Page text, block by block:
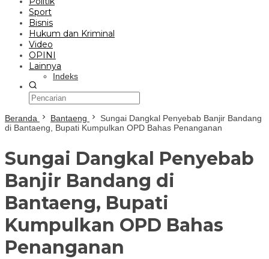
Sport
Bisnis
Hukum dan Kriminal
Video
OPINI
Lainnya
Indeks
Beranda Bantaeng
Sungai Dangkal Penyebab Banjir Bandang
di Bantaeng, Bupati Kumpulkan OPD Bahas Penanganan
Sungai Dangkal Penyebab
Banjir Bandang di
Bantaeng, Bupati
Kumpulkan OPD Bahas
Penanganan